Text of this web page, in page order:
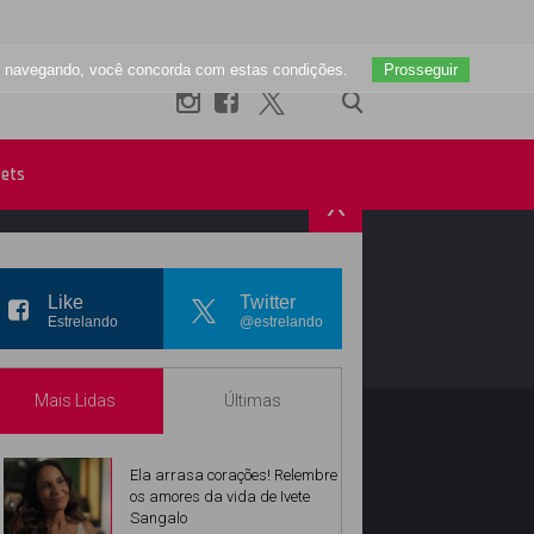
você concorda com estas condições. Prosseguir
X
Like
Estrelando
Twitter
@estrelando
Mais Lidas Últimas
Ela arrasa corações! Relembre
os amores da vida de Ivete
Sangalo
INSTAGRAM